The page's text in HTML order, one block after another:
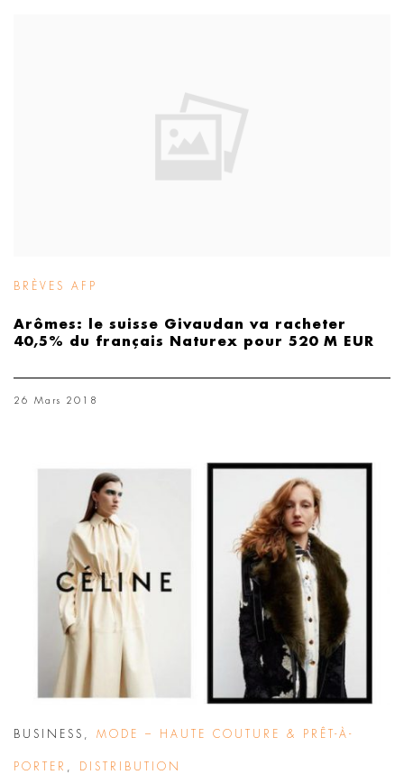
BRÈVES AFP
Arômes: le suisse Givaudan va racheter
40,5% du français Naturex pour 520 M EUR
26 Mars 2018
BUSINESS MODE – HAUTE COUTURE & PRÊT-À-
PORTER DISTRIBUTION